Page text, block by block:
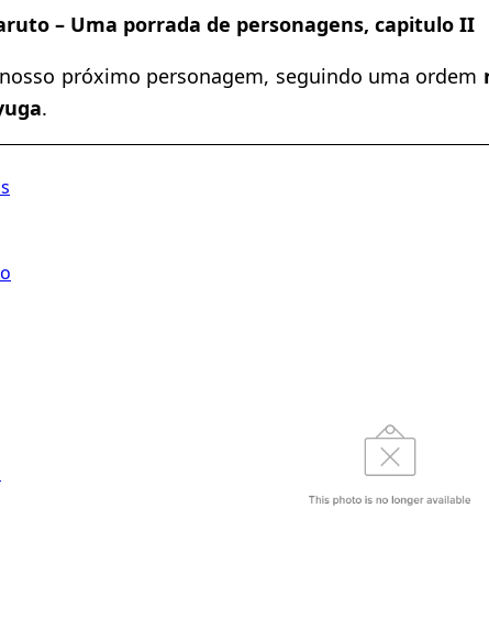
– Uma porrada de personagens, capitulo II
próximo personagem, seguindo uma ordem
.